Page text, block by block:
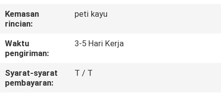
KONTROL
KUALITAS
HUBUNGI
KAMI
Kemasan
rincian:
peti kayu
Waktu
pengiriman:
3-5 Hari Kerja
Syarat-syarat
pembayaran:
T / T